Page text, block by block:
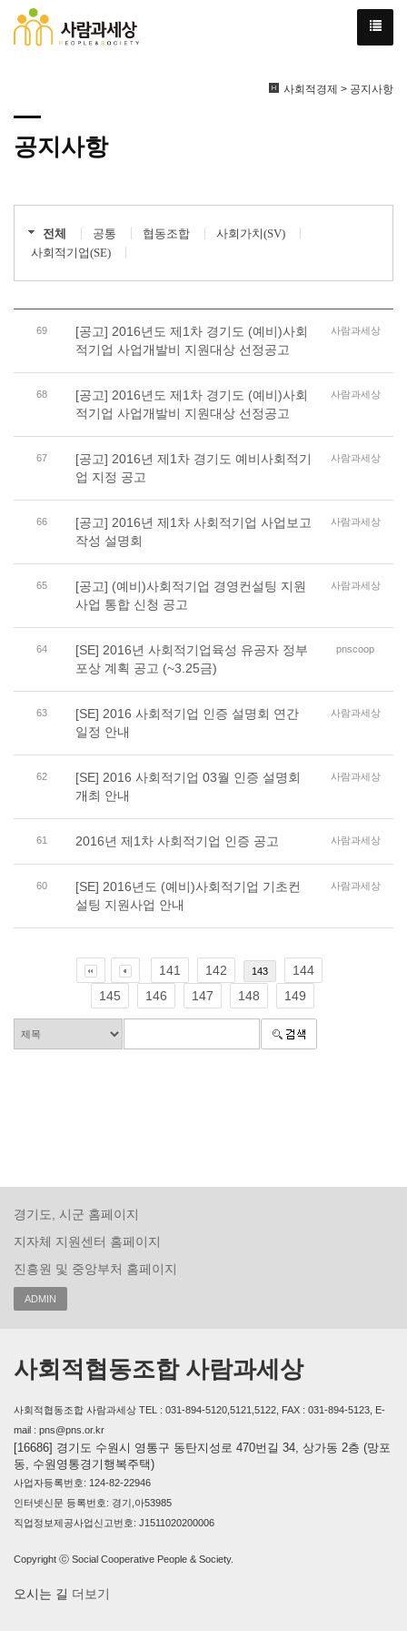
사회적경제 > 공지사항
공지사항
전체 공통 협동조합
사회가치(SV)
사회적기업(SE)
69
[공고] 2016년도 제1차 경기도 (예비)사회
적기업 사업개발비 지원대상 선정공고
사람과세상
68
[공고] 2016년도 제1차 경기도 (예비)사회
적기업 사업개발비 지원대상 선정공고
사람과세상
67
[공고] 2016년 제1차 경기도 예비사회적기
업 지정 공고
사람과세상
66
[공고] 2016년 제1차 사회적기업 사업보고
작성 설명회
사람과세상
65
[공고] (예비)사회적기업 경영컨설팅 지원
사업 통합 신청 공고
사람과세상
64
[SE] 2016년 사회적기업육성 유공자 정부
포상 계획 공고 (~3.25금)
pnscoop
63
[SE] 2016 사회적기업 인증 설명회 연간
일정 안내
사람과세상
62
[SE] 2016 사회적기업 03월 인증 설명회
개최 안내
사람과세상
61 2016년 제1차 사회적기업 인증 공고 사람과세상
60
[SE] 2016년도 (예비)사회적기업 기초컨
설팅 지원사업 안내
사람과세상
141 142 143
144
145
146 147 148 149
경기도, 시군 홈페이지
지자체 지원센터 홈페이지
진흥원 및 중앙부처 홈페이지
ADMIN
사회적협동조합 사람과세상
사회적협동조합 사람과세상 TEL : 031-894-5120,5121,5122, FAX : 031-894-5123, E-
mail : pns@pns.or.kr
[16686] 경기도 수원시 영통구 동탄지성로 470번길 34, 상가동 2층 (망포
동, 수원영통경기행복주택)
사업자등록번호: 124-82-22946
인터넷신문 등록번호: 경기,아53985
직업정보제공사업신고번호: J1511020200006
Copyright ⓒ Social Cooperative People & Society.
오시는 길 더보기